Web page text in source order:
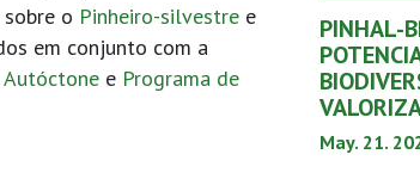
o Pinheiro-silvestre e
em conjunto com a
e Programa de
PINHAL-
May. 21.